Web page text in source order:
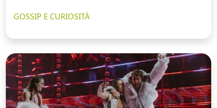
GOSSIP E CURIOSITÀ